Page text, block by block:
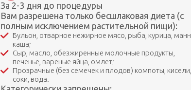
За 2-3 дня до процедуры
Вам разрешена только бесшлаковая диета (с
полным исключением растительной пищи):
Бульон, отварное нежирное мясо, рыба, курица,
каша;
Сыр, масло, обезжиренные молочные продукты,
печенье, вареные яйца, омлет;
Прозрачные (без семечек и плодов) компоты, кисели,
соки, вода.